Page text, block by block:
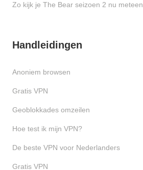
Zo kijk je The Bear seizoen 2 nu meteen
Handleidingen
Anoniem browsen
Gratis VPN
Geoblokkades omzeilen
Hoe test ik mijn VPN?
De beste VPN voor Nederlanders
Gratis VPN